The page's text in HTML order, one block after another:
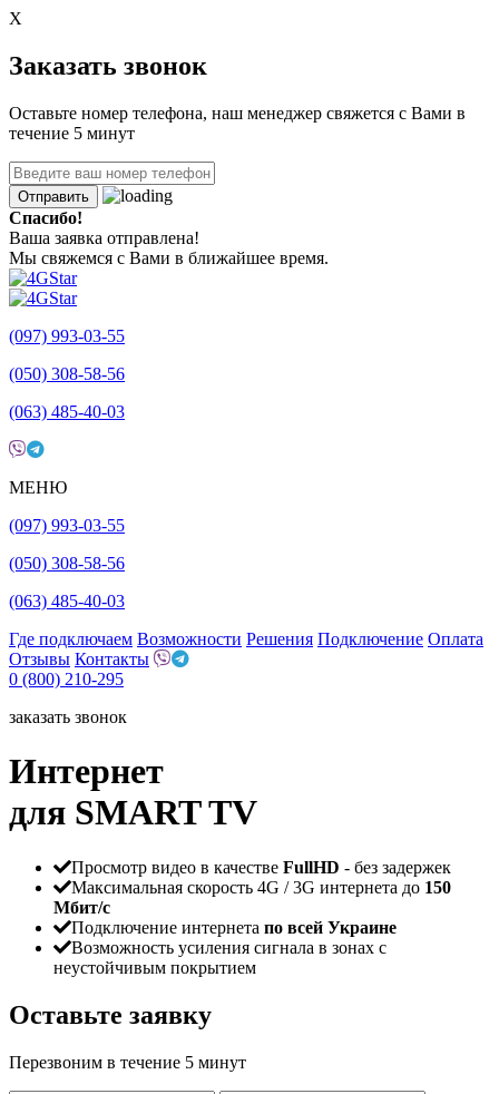
X
Заказать звонок
Оставьте номер телефона, наш менеджер свяжется с Вами в
течение 5 минут
Отправить
Спасибо!
Ваша заявка отправлена!
Мы свяжемся с Вами в ближайшее время.
(097) 993-03-55
(050) 308-58-56
(063) 485-40-03
МЕНЮ
(097) 993-03-55
(050) 308-58-56
(063) 485-40-03
Где подключаем Возможности Решения Подключение Оплата
Отзывы Контакты
0 (800) 210-295
заказать звонок
Интернет
для SMART TV
Просмотр видео в качестве FullHD - без задержек
Максимальная скорость 4G / 3G интернета до 150
Мбит/c
Подключение интернета по всей Украине
Возможность усиления сигнала в зонах с
неустойчивым покрытием
Оставьте заявку
Перезвоним в течение 5 минут